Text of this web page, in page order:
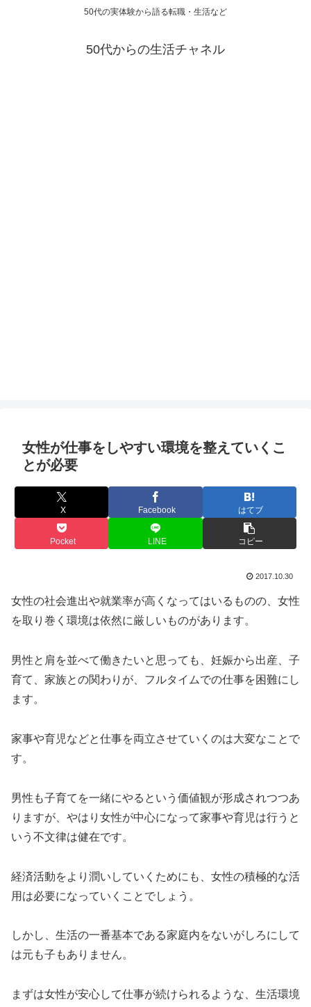
50代の実体験から語る転職・生活など
50代からの生活チャネル
女性が仕事をしやすい環境を整えていくこ
とが必要
X Facebook はてブ
Pocket LINE コピー
2017.10.30
女性の社会進出や就業率が高くなってはいるものの、女性
を取り巻く環境は依然に厳しいものがあります。
男性と肩を並べて働きたいと思っても、妊娠から出産、子
育て、家族との関わりが、フルタイムでの仕事を困難にし
ます。
家事や育児などと仕事を両立させていくのは大変なことで
す。
男性も子育てを一緒にやるという価値観が形成されつつあ
りますが、やはり女性が中心になって家事や育児は行うと
いう不文律は健在です。
経済活動をより潤いしていくためにも、女性の積極的な活
用は必要になっていくことでしょう。
しかし、生活の一番基本である家庭内をないがしろにして
は元も子もありません。
まずは女性が安心して仕事が続けられるような、生活環境